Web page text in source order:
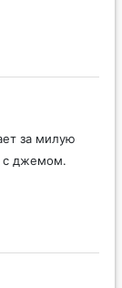
за милую
с джемом.